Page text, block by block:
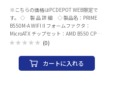
※こちらの価格はPCDEPOT WEB限定で
す。 ◇ 製 品 詳 細 ◇ 製品名：PRIME
B550M-A WIFI II フォームファクタ：
MicroATX チップセット：AMD B550 CPU
ソケット：AMD AM4 メモリ ・規格：
数：4 ・最大容量：128GB 拡張スロット
・PCI-Express 5.0 x 16 スロット× なし ・
PCI-Express 4.0 x 16 スロット× 1 (Ryzen
(0)
カートに入れる